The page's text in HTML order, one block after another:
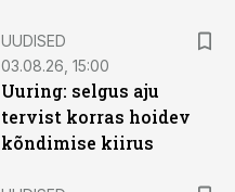
UUDISED
03.08.26, 15:00
Uuring: selgus aju
tervist korras hoidev
kõndimise kiirus